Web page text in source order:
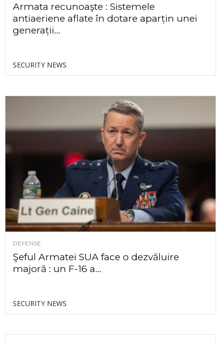
Armata recunoaşte : Sistemele
antiaeriene aflate în dotare aparțin unei
generații...
SECURITY NEWS
DEFENSE
Şeful Armatei SUA face o dezvăluire
majoră : un F-16 a...
SECURITY NEWS